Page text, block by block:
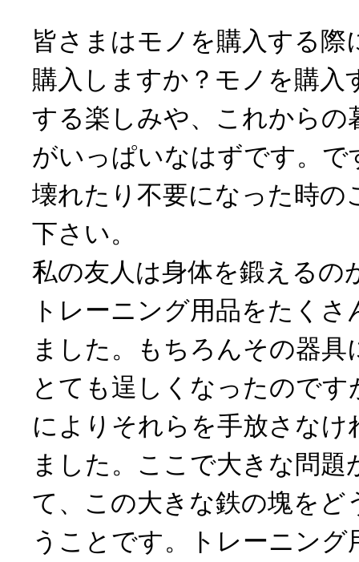
皆さまはモノを購入する際
購入しますか？モノを購入
する楽しみや、これからの
がいっぱいなはずです。
壊れたり不要になった時の
下さい。
私の友人は身体を鍛えるの
トレーニング用品をたく
ました。もちろんその器具
とても逞しくなったのです
によりそれらを手放さな
ました。ここで大きな問題
て、この大きな鉄の塊をど
うことです。トレーニング